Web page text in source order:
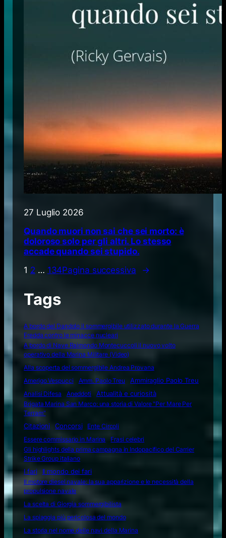
27 Luglio 2026
Quando muori non sai che sei morto: è
doloroso solo per gli altri. Lo stesso
accade quando sei stupido.
1 2 … 134Pagina successiva →
Tags
A bordo del Dandolo il sommergibile utilizzato durante la Guerra
Fredda contro le minacce nucleari
A bordo di Nave Raimondo Montecuccoli il nuovo volto
operativo della Marina Militare (Video)
Alla scoperta del sommergibile Andrea Provana
Amerigo Vespucci
Amm. Paolo Treu
Ammiraglio Paolo Treu
Analisi Difesa
Aneddoti Attualità e curiosità
Brigata Marina San Marco: una storia di Valore "Per Mare Per
Terram"
Citazioni
Concorsi
Ente Circoli
Essere commissario in Marina
Frasi celebri
Gli highlights della prima campagna in Indopacifico del Carrier
Strike Group italiano
I fari
Il mondo dei fari
Il motore diesel navale: la sua apparizione e le necessità della
propulsione navale
La scelta di Giorgia sommergibilista
La spiaggia più pericolosa del mondo
La storia nel nome delle navi della Marina